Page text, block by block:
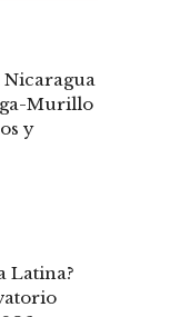
Murillo
y
Latina?